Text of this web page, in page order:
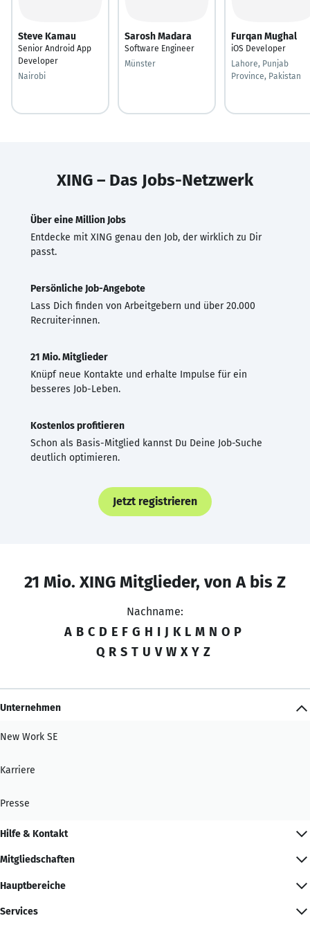
Steve Kamau
Senior Android App
Developer
Nairobi
Sarosh Madara
Software Engineer
Münster
Furqan Mughal
iOS Developer
Lahore, Punjab
Province, Pakistan
XING – Das Jobs-Netzwerk
Über eine Million Jobs
Entdecke mit XING genau den Job, der wirklich zu Dir
passt.
Persönliche Job-Angebote
Lass Dich finden von Arbeitgebern und über 20.000
Recruiter·innen.
21 Mio. Mitglieder
Knüpf neue Kontakte und erhalte Impulse für ein
besseres Job-Leben.
Kostenlos profitieren
Schon als Basis-Mitglied kannst Du Deine Job-Suche
deutlich optimieren.
Jetzt registrieren
21 Mio. XING Mitglieder, von A bis Z
Nachname:
A B C D E F G H I J K L M N O P
Q R S T U V W X Y Z
Unternehmen
New Work SE
Karriere
Presse
Hilfe & Kontakt
Mitgliedschaften
Hauptbereiche
Services